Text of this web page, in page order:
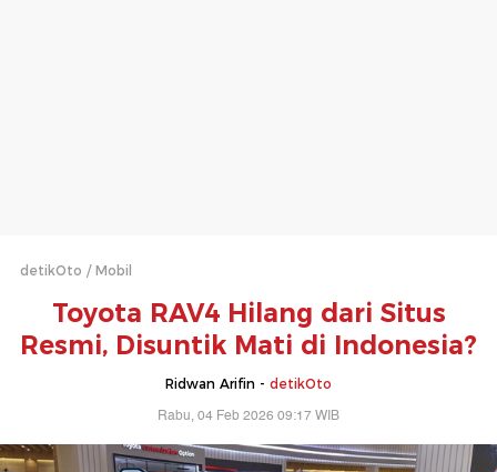
detikOto Mobil
Toyota RAV4 Hilang dari Situs
Resmi, Disuntik Mati di Indonesia?
Ridwan Arifin - detikOto
Rabu, 04 Feb 2026 09:17 WIB